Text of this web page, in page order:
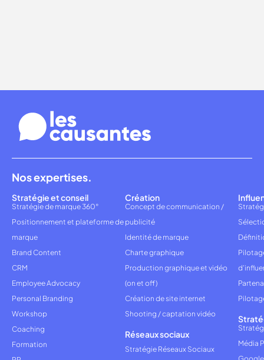
Nos expertises.
Stratégie et conseil
Stratégie de marque 360°
Positionnement et plateforme de
marque
Brand Content
CRM
Employee Advocacy
Personal Branding
Workshop
Coaching
Formation
Création
Concept de communication /
publicité
Identité de marque
Charte graphique
Production graphique et vidéo
(on et off)
Création de site internet
Shooting / captation vidéo
Réseaux sociaux
Stratégie Réseaux Sociaux
Média